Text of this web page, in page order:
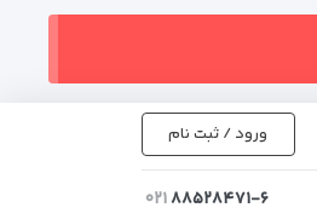
ورود / ثبت نام
۸۸۵۲۸۴۷۱-۶۰۲۱